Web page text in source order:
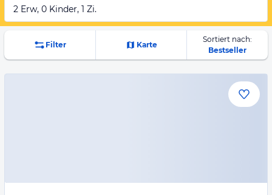
2 Erw, 0 Kinder, 1 Zi.
Filter Karte
Sortiert nach:
Bestseller